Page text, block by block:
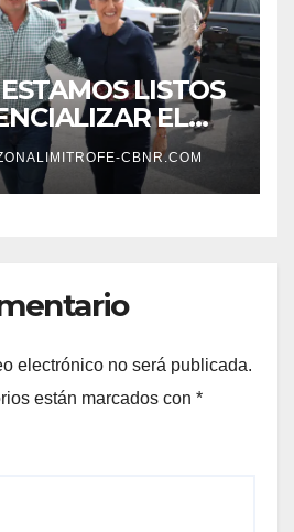
LISTOS
EL
MANOLO
CBNR.COM
electrónico no será publicada.
están marcados con *